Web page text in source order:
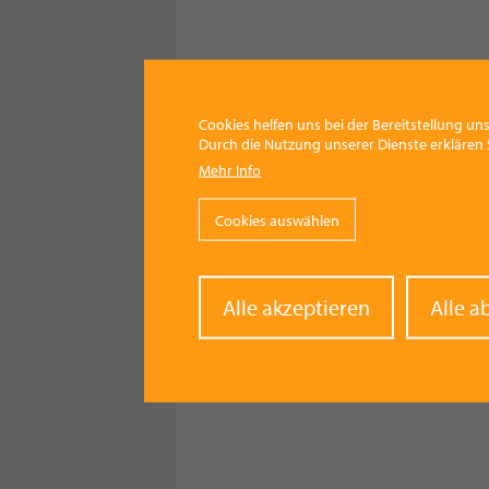
Cookies helfen uns bei der Bereitstellung
Durch die Nutzung unserer Dienste
Mehr Info
Cookies auswählen
Alle akzeptieren Alle